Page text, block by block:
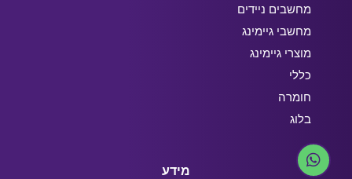
מחשבים ניידים
מחשבי גיימינג
מוצרי גיימינג
כללי
חומרה
בלוג
מידע